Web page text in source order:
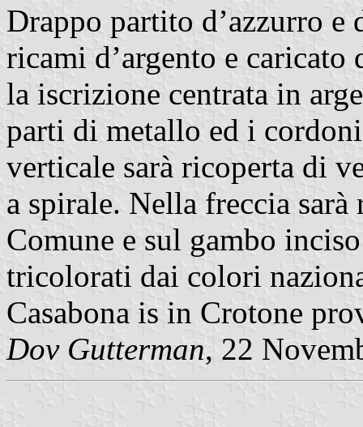
Drappo partito d’azzurro
ricami d’argento e
la iscrizione centrata in
parti di metallo ed i cordoni
verticale sarà ricoperta di
a spirale. Nella freccia sarà
Comune e sul gambo
tricolorati dai colori
Casabona is in Crotone
Dov Gutterman, 22